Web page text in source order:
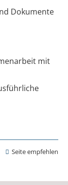
Dokumente
mit
Seite empfehlen